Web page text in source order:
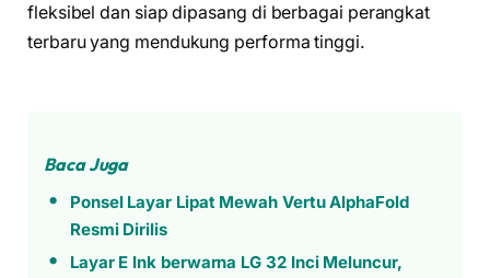
fleksibel dan siap dipasang di berbagai perangkat
terbaru yang mendukung performa tinggi.
Baca Juga
Ponsel Layar Lipat Mewah Vertu AlphaFold
Resmi Dirilis
Layar E Ink berwarna LG 32 Inci Meluncur,